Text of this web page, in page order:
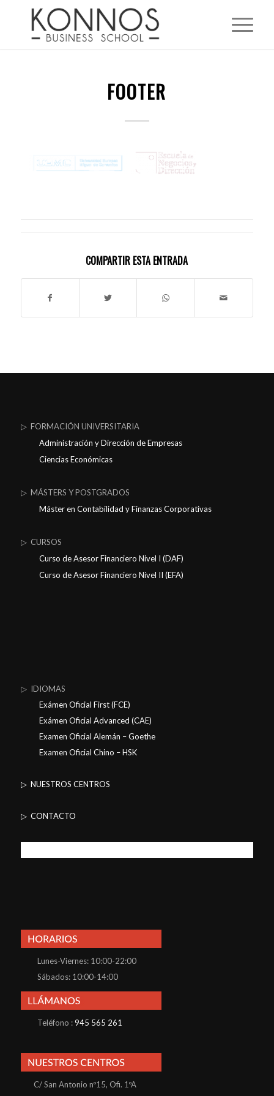
FOOTER
COMPARTIR ESTA ENTRADA
▷ FORMACIÓN UNIVERSITARIA
Administración y Dirección de Empresas
Ciencias Económicas
▷ MÁSTERS Y POSTGRADOS
Máster en Contabilidad y Finanzas Corporativas
▷ CURSOS
Curso de Asesor Financiero Nivel I (DAF)
Curso de Asesor Financiero Nivel II (EFA)
▷ IDIOMAS
Exámen Oficial First (FCE)
Exámen Oficial Advanced (CAE)
Examen Oficial Alemán – Goethe
Examen Oficial Chino – HSK
▷ NUESTROS CENTROS
▷ CONTACTO
Lunes-Viernes: 10:00-22:00
Sábados: 10:00-14:00
Teléfono :945 565 261
C/ San Antonio nº15, Ofi. 1ºA